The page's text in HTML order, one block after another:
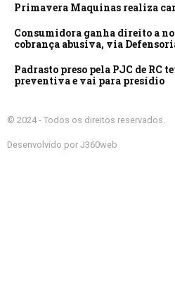
Primavera Maquinas realiza
Consumidora ganha direito a
cobrança abusiva, via
Padrasto preso pela PJC de RC
preventiva e vai para presídio
© 2024 - Todos os direitos reservados.
Desenvolvido por J360web